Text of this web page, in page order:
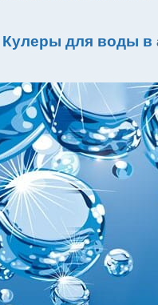
Кулеры для воды в